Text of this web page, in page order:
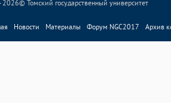
2026© Томский государственный университет
Новости Материалы Форум NGC2017 Архив